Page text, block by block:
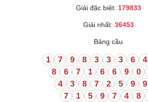
Giải đặc biệt: 179833
Giải nhất: 36453
Bảng cầu
1 7 9 8 3 3 3 6 4
8
6 7 1 6 6 9 0
4
3 8 7 2 5 9 9
7
1 5 9 7 4 8